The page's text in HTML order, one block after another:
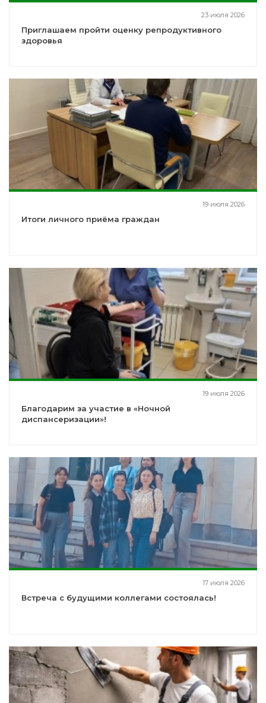
23 июля 2026
Приглашаем пройти оценку репродуктивного
здоровья
19 июля 2026
Итоги личного приёма граждан
19 июля 2026
Благодарим за участие в «Ночной
диспансеризации»!
17 июля 2026
Встреча с будущими коллегами состоялась!